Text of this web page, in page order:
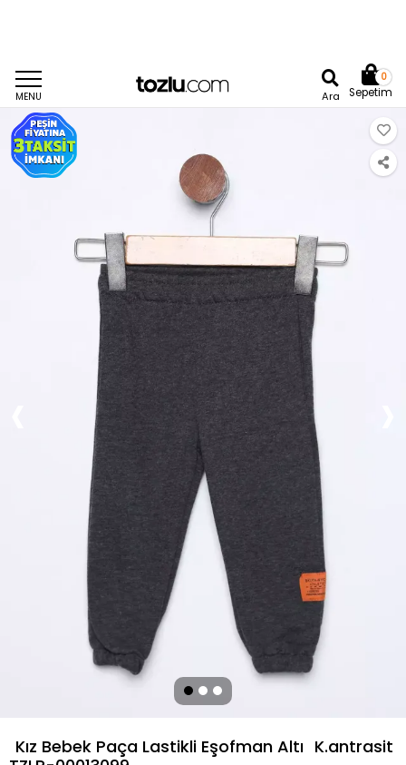
MENU Ara
0
Sepetim
Kız Bebek Paça Lastikli Eşofman Altı K.antrasit